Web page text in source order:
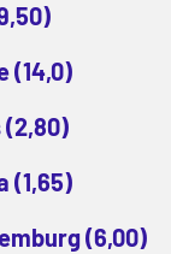
(14,0)
(2,80)
(1,65)
(6,00)